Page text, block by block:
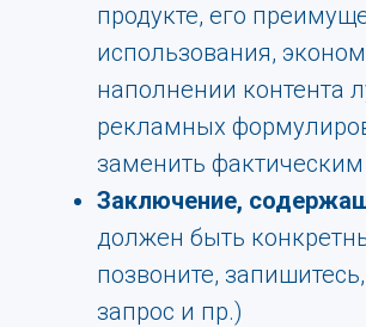
продукте, его
использования,
наполнении контента
рекламных
заменить
Заключение,
должен быть
позвоните,
запрос и пр.)